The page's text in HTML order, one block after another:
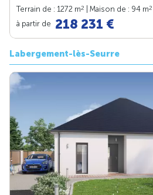
Terrain de : 1272 m2 | Maison de : 94 m2
à partir de 218 231 €
Labergement-lès-Seurre